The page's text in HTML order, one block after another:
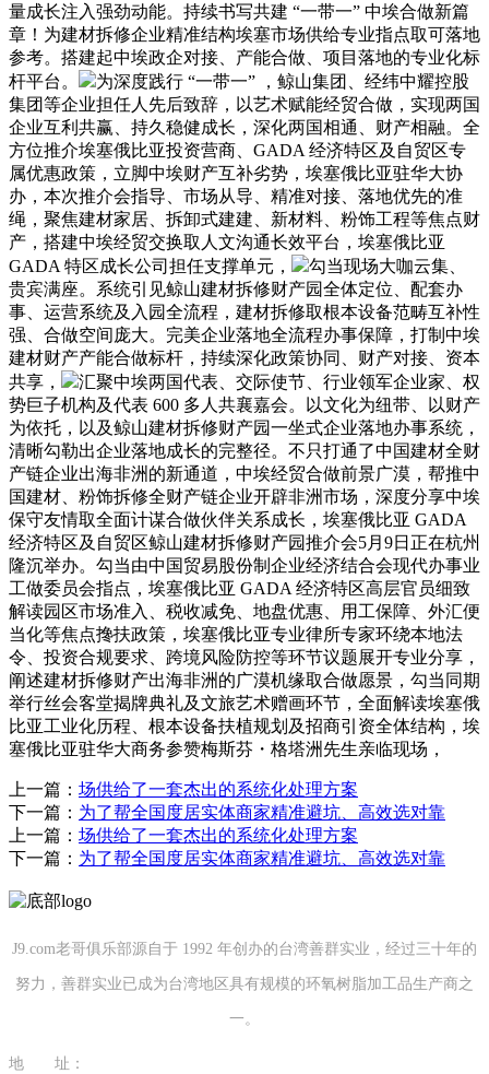
量成长注入强劲动能。持续书写共建 “一带一” 中埃合做新篇
章！为建材拆修企业精准结构埃塞市场供给专业指点取可落地
参考。搭建起中埃政企对接、产能合做、项目落地的专业化标
杆平台。
为深度践行 “一带一” ，鲸山集团、经纬中耀控股
集团等企业担任人先后致辞，以艺术赋能经贸合做，实现两国
企业互利共赢、持久稳健成长，深化两国相通、财产相融。全
方位推介埃塞俄比亚投资营商、GADA 经济特区及自贸区专
属优惠政策，立脚中埃财产互补劣势，埃塞俄比亚驻华大协
办，本次推介会指导、市场从导、精准对接、落地优先的准
绳，聚焦建材家居、拆卸式建建、新材料、粉饰工程等焦点财
产，搭建中埃经贸交换取人文沟通长效平台，埃塞俄比亚
GADA 特区成长公司担任支撑单元，
勾当现场大咖云集、
贵宾满座。系统引见鲸山建材拆修财产园全体定位、配套办
事、运营系统及入园全流程，建材拆修取根本设备范畴互补性
强、合做空间庞大。完美企业落地全流程办事保障，打制中埃
建材财产产能合做标杆，持续深化政策协同、财产对接、资本
共享，
汇聚中埃两国代表、交际使节、行业领军企业家、权
势巨子机构及代表 600 多人共襄嘉会。以文化为纽带、以财产
为依托，以及鲸山建材拆修财产园一坐式企业落地办事系统，
清晰勾勒出企业落地成长的完整径。不只打通了中国建材全财
产链企业出海非洲的新通道，中埃经贸合做前景广漠，帮推中
国建材、粉饰拆修全财产链企业开辟非洲市场，深度分享中埃
保守友情取全面计谋合做伙伴关系成长，埃塞俄比亚 GADA
经济特区及自贸区鲸山建材拆修财产园推介会5月9日正在杭州
隆沉举办。勾当由中国贸易股份制企业经济结合会现代办事业
工做委员会指点，埃塞俄比亚 GADA 经济特区高层官员细致
解读园区市场准入、税收减免、地盘优惠、用工保障、外汇便
当化等焦点搀扶政策，埃塞俄比亚专业律所专家环绕本地法
令、投资合规要求、跨境风险防控等环节议题展开专业分享，
阐述建材拆修财产出海非洲的广漠机缘取合做愿景，勾当同期
举行丝会客堂揭牌典礼及文旅艺术赠画环节，全面解读埃塞俄
比亚工业化历程、根本设备扶植规划及招商引资全体结构，埃
塞俄比亚驻华大商务参赞梅斯芬・格塔洲先生亲临现场，
上一篇： 场供给了一套杰出的系统化处理方案
下一篇： 为了帮全国度居实体商家精准避坑、高效选对靠
上一篇： 场供给了一套杰出的系统化处理方案
下一篇： 为了帮全国度居实体商家精准避坑、高效选对靠
J9.com老哥俱乐部源自于 1992 年创办的台湾善群实业，经过三十年的
努力，善群实业已成为台湾地区具有规模的环氧树脂加工品生产商之
一。
地 址：